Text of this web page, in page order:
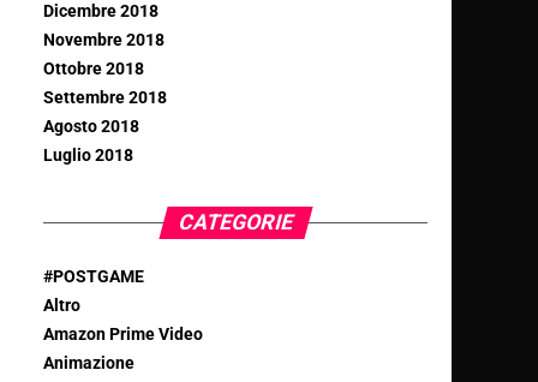
Dicembre 2018
Novembre 2018
Ottobre 2018
Settembre 2018
Agosto 2018
Luglio 2018
CATEGORIE
#POSTGAME
Altro
Amazon Prime Video
Animazione